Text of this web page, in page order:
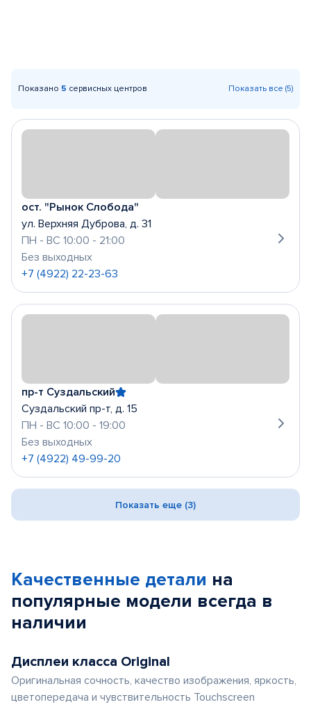
Показано 5 сервисных центров Показать все (5)
ост. "Рынок Слобода"
ул. Верхняя Дуброва, д. 31
ПН - ВС 10:00 - 21:00
Без выходных
+7 (4922) 22-23-63
пр-т Суздальский
Суздальский пр-т, д. 15
ПН - ВС 10:00 - 19:00
Без выходных
+7 (4922) 49-99-20
Показать еще (3)
Качественные детали на
популярные модели всегда в
наличии
Дисплеи класса Original
Оригинальная сочность, качество изображения, яркость,
цветопередача и чувствительность Touchscreen